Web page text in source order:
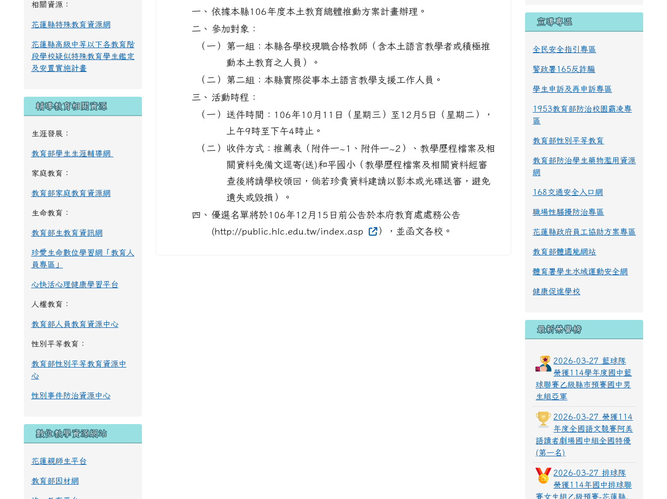
相關資源：
花蓮縣特殊教育資源網
花蓮縣高級中等以下各教育階
段學校疑似特殊教育學生鑑定
及安置實施計畫
輔導教育相關資源
生涯發展：
教育部學生生涯輔導網
家庭教育：
教育部家庭教育資源網
生命教育：
教育部生教育資訊網
珍愛生命數位學習網「教育人
員專區」
心快活心理健康學習平台
人權教育：
教育部人員教育資源中心
性別平等教育：
教育部性別平等教育資源中
心
性別事件防治資源中心
數位教學資源網站
花蓮親師生平台
教育部因材網
一、 依據本縣106年度本土教育總體推動方案計畫辦理。
二、 參加對象：
（一）
第一組：本縣各學校現職合格教師（含本土語言教學者或積極推
動本土教育之人員）。
（二）
第二組：本縣實際從事本土語言教學支援工作人員。
三、 活動時程：
（一）
送件時間：106年10月11日（星期三）至12月5日（星期二），
上午9時至下午4時止。
（二）
收件方式：推薦表（附件一~1、附件一~2）、教學歷程檔案及相
關資料免備文逕寄(送)和平國小（教學歷程檔案及相關資料經審
查後將請學校領回，倘若珍貴資料建請以影本或光碟送審，避免
遺失或毀損）。
四、 優選名單將於106年12月15日前公告於本府教育處處務公告
(http://public.hlc.edu.tw/index.asp
），並函文各校。
宣導專區
全民安全指引專區
警政署165反詐騙
學生申訴及再申訴專區
1953教育部防治校園霸凌專
區
教育部性別平等教育
教育部防治學生藥物濫用資源
網
168交通安全入口網
職場性騷擾防治專區
花蓮縣政府員工協助方案專區
教育部體適能網站
體育署學生水域運動安全網
健康促進學校
最新榮譽榜
2026-03-27 籃球隊
榮獲114學年度國中籃
球聯賽乙級縣市預賽國中男
生組亞軍
2026-03-27 榮獲114
年度全國語文競賽阿美
語讀者劇場國中組全國特優
(第一名)
2026-03-27 排球隊
榮獲114年國中排球聯
賽女生組乙級預賽-花蓮縣.